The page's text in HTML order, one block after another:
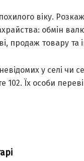
віку.
обмін
продаж товару та
у селі чи
Їх особи